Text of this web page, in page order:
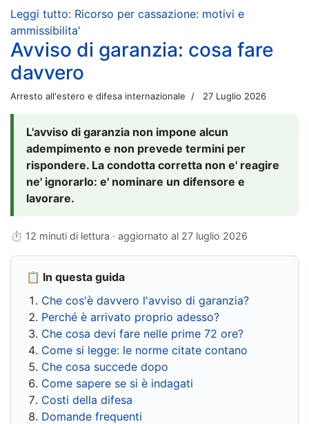
Leggi tutto: Ricorso per cassazione: motivi e
ammissibilita'
Avviso di garanzia: cosa fare
davvero
Arresto all'estero e difesa internazionale 27 Luglio 2026
L'avviso di garanzia non impone alcun
adempimento e non prevede termini per
rispondere. La condotta corretta non e' reagire
ne' ignorarlo: e' nominare un difensore e
lavorare.
⏱ 12 minuti di lettura · aggiornato al 27 luglio 2026
📋 In questa guida
Che cos'è davvero l'avviso di garanzia?
Perché è arrivato proprio adesso?
Che cosa devi fare nelle prime 72 ore?
Come si legge: le norme citate contano
Che cosa succede dopo
Come sapere se si è indagati
Costi della difesa
Domande frequenti